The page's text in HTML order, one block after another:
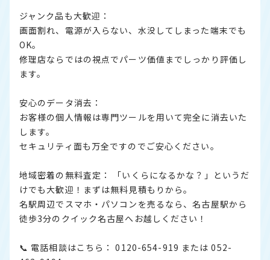
ジャンク品も大歓迎：
画面割れ、電源が入らない、水没してしまった端末でも
OK。
修理店ならではの視点でパーツ価値までしっかり評価し
ます。
安心のデータ消去：
お客様の個人情報は専門ツールを用いて完全に消去いた
します。
セキュリティ面も万全ですのでご安心ください。
地域密着の無料査定： 「いくらになるかな？」というだ
けでも大歓迎！まずは無料見積もりから。
名駅周辺でスマホ・パソコンを売るなら、名古屋駅から
徒歩3分のクイック名古屋へお越しください！
📞 電話相談はこちら： 0120-654-919 または 052-